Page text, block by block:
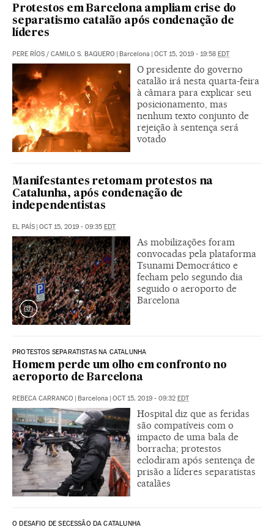
Protestos em Barcelona ampliam crise do
separatismo catalão após condenação de
líderes
PERE RÍOS / CAMILO S. BAQUERO | Barcelona | OCT 15, 2019 - 19:58 EDT
O presidente do governo
catalão irá nesta quarta-feira
à câmara para explicar seu
posicionamento, mas
nenhum texto conjunto de
rejeição à sentença será
votado
Manifestantes retomam protestos na
Catalunha, após condenação de
independentistas
EL PAÍS | OCT 15, 2019 - 09:35 EDT
As mobilizações foram
convocadas pela plataforma
Tsunami Democrático e
fecham pelo segundo dia
seguido o aeroporto de
Barcelona
PROTESTOS SEPARATISTAS NA CATALUNHA
Homem perde um olho em confronto no
aeroporto de Barcelona
REBECA CARRANCO | Barcelona | OCT 15, 2019 - 09:32 EDT
Hospital diz que as feridas
são compatíveis com o
impacto de uma bala de
borracha; protestos
eclodiram após sentença de
prisão a líderes separatistas
catalães
O DESAFIO DE SECESSÃO DA CATALUNHA